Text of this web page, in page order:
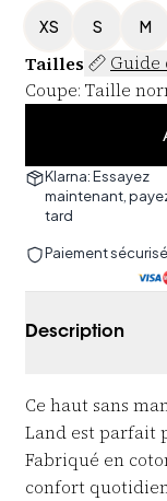
XS S M
Tailles
Guide
Coupe: Taille
Klarna: Essayez
maintenant,
tard
Paiement sécurisé
Description
Ce haut sans
Land est parfait
Fabriqué en
confort